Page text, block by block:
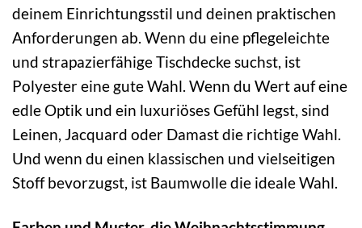
deinem Einrichtungsstil und deinen praktischen
Anforderungen ab. Wenn du eine pflegeleichte
und strapazierfähige Tischdecke suchst, ist
Polyester eine gute Wahl. Wenn du Wert auf eine
edle Optik und ein luxuriöses Gefühl legst, sind
Leinen, Jacquard oder Damast die richtige Wahl.
Und wenn du einen klassischen und vielseitigen
Stoff bevorzugst, ist Baumwolle die ideale Wahl.